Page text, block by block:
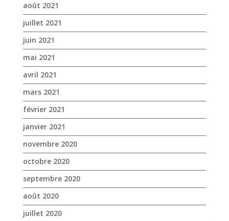
août 2021
juillet 2021
juin 2021
mai 2021
avril 2021
mars 2021
février 2021
janvier 2021
novembre 2020
octobre 2020
septembre 2020
août 2020
juillet 2020